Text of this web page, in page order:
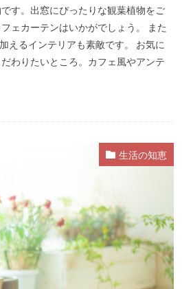
す。出窓にぴったりな観葉植物をご
ェカーテンはいかがでしょう。 また
えるインテリアも素敵です。 お気に
わりたいところ。カフェ風やアンテ
生活の知恵